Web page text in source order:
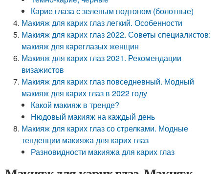
Карие глаза с зеленым подтоном (болотные)
Макияж для карих глаз легкий. Особенности
Макияж для карих глаз 2022. Советы специалистов:
макияж для кареглазых женщин
Макияж для карих глаз 2021. Рекомендации
визажистов
Макияж для карих глаз повседневный. Модный
макияж для карих глаз в 2022 году
Какой макияж в тренде?
Нюдовый макияж на каждый день
Макияж для карих глаз со стрелками. Модные
тенденции макияжа для карих глаз
Разновидности макияжа для карих глаз